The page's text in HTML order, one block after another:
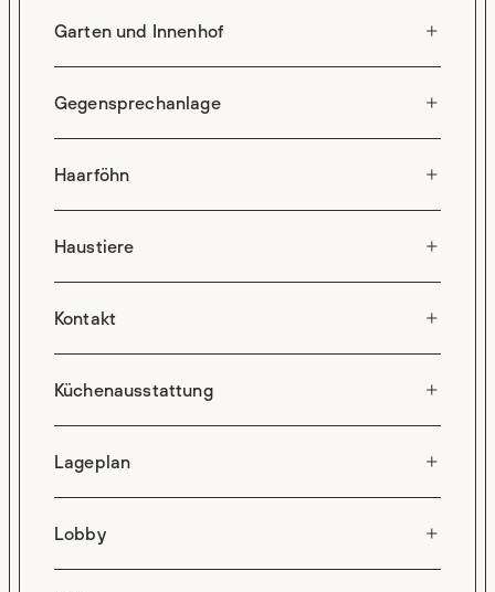
Garten und Innenhof
Gegensprechanlage
Haarföhn
Haustiere
Kontakt
Küchenausstattung
Lageplan
Lobby